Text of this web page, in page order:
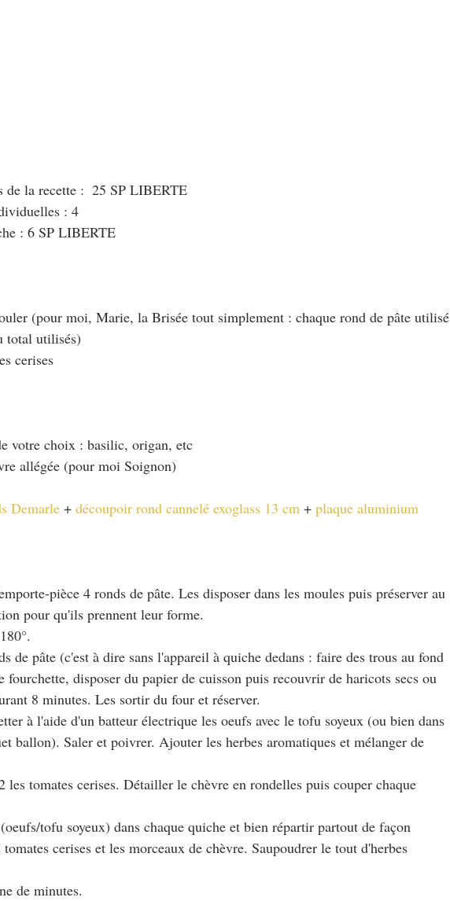
de la recette :  25 SP LIBERTE
: 4
: 6 SP LIBERTE
(pour moi, Marie, la Brisée tout simplement : chaque rond de pâte utilisé
total utilisés)
cerises
votre choix : basilic, origan, etc
allégée (pour moi Soignon)
Demarle + découpoir rond cannelé exoglass 13 cm + plaque aluminium
pièce 4 ronds de pâte. Les disposer dans les moules puis préserver au
pour qu'ils prennent leur forme.
de pâte (c'est à dire sans l'appareil à quiche dedans : faire des trous au fond
fourchette, disposer du papier de cuisson puis recouvrir de haricots secs ou
8 minutes. Les sortir du four et réserver.
à l'aide d'un batteur électrique les oeufs avec le tofu soyeux (ou bien dans
ballon). Saler et poivrer. Ajouter les herbes aromatiques et mélanger de
les tomates cerises. Détailler le chèvre en rondelles puis couper chaque
tofu soyeux) dans chaque quiche et bien répartir partout de façon
cerises et les morceaux de chèvre. Saupoudrer le tout d'herbes
de minutes.